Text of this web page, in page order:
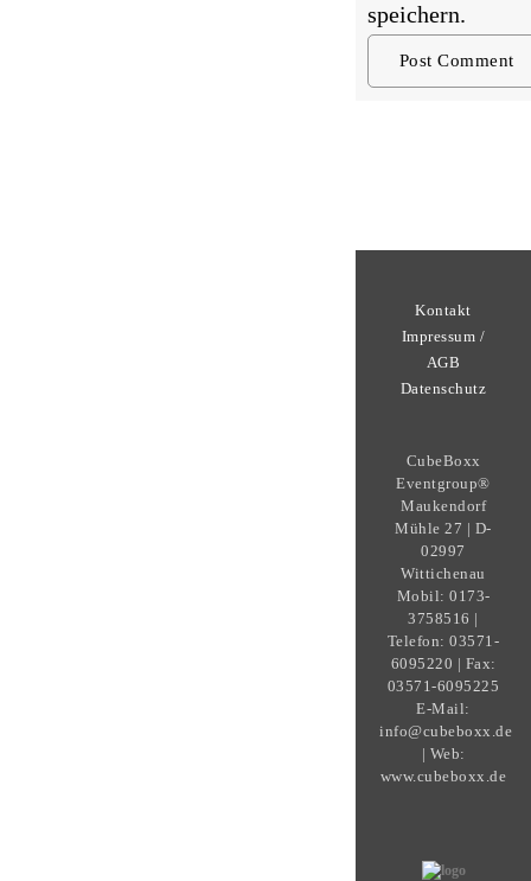
speichern.
Kontakt
Impressum /
AGB
Datenschutz
CubeBoxx
Eventgroup®
Maukendorf
Mühle 27 | D-
02997
Wittichenau
Mobil: 0173-
3758516 |
Telefon: 03571-
6095220 | Fax:
03571-6095225
E-Mail:
info@cubeboxx.de
| Web:
www.cubeboxx.de